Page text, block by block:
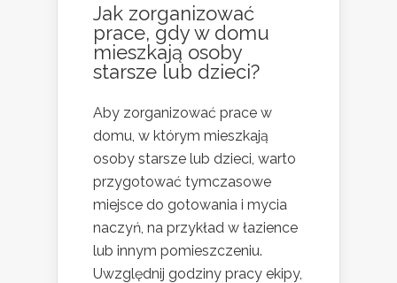
Jak zorganizować
prace, gdy w domu
mieszkają osoby
starsze lub dzieci?
Aby zorganizować prace w
domu, w którym mieszkają
osoby starsze lub dzieci, warto
przygotować tymczasowe
miejsce do gotowania i mycia
naczyń, na przykład w łazience
lub innym pomieszczeniu.
Uwzględnij godziny pracy ekipy,